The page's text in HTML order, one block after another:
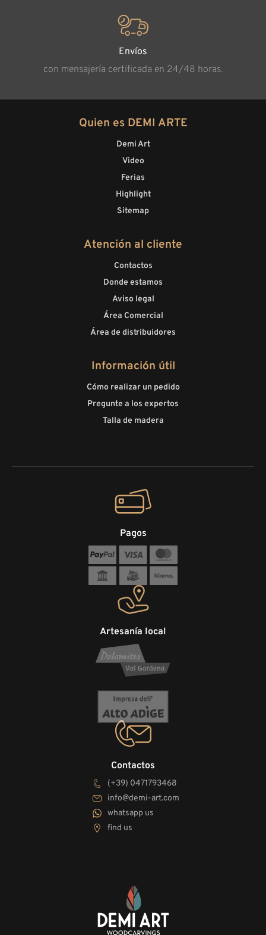
Envíos
con mensajería certificada en 24/48 horas.
Quien es DEMI ARTE
Demi Art
Video
Ferias
Highlight
Sitemap
Atención al cliente
Contactos
Donde estamos
Aviso legal
Área Comercial
Área de distribuidores
Información útil
Cómo realizar un pedido
Pregunte a los expertos
Talla de madera
Contactos
(+39) 0471793468
info@demi-art.com
whatsapp us
find us
Artesanía local
Pagos